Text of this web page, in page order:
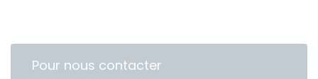
Pour nous contacter